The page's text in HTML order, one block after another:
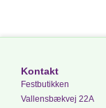
Kontakt
Festbutikken
Vallensbækvej 22A